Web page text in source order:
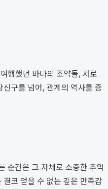
행했던 바다의 조약돌, 서로
구를 넘어, 관계의 역사를 증
순간은 그 자체로 소중한 추억
코 얻을 수 없는 깊은 만족감